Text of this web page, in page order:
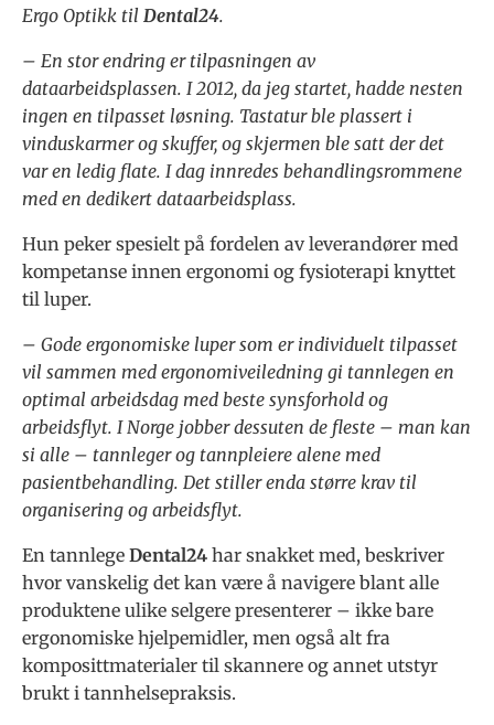
Ergo Optikk til Dental24.
– En stor endring er tilpasningen av
dataarbeidsplassen. I 2012, da jeg startet, hadde nesten
ingen en tilpasset løsning. Tastatur ble plassert i
vinduskarmer og skuffer, og skjermen ble satt der det
var en ledig flate. I dag innredes behandlingsrommene
med en dedikert dataarbeidsplass.
Hun peker spesielt på fordelen av leverandører med
kompetanse innen ergonomi og fysioterapi knyttet
til luper.
– Gode ergonomiske luper som er individuelt tilpasset
vil sammen med ergonomiveiledning gi tannlegen en
optimal arbeidsdag med beste synsforhold og
arbeidsflyt. I Norge jobber dessuten de fleste – man kan
si alle – tannleger og tannpleiere alene med
pasientbehandling. Det stiller enda større krav til
organisering og arbeidsflyt.
En tannlege Dental24 har snakket med, beskriver
hvor vanskelig det kan være å navigere blant alle
produktene ulike selgere presenterer – ikke bare
ergonomiske hjelpemidler, men også alt fra
komposittmaterialer til skannere og annet utstyr
brukt i tannhelsepraksis.